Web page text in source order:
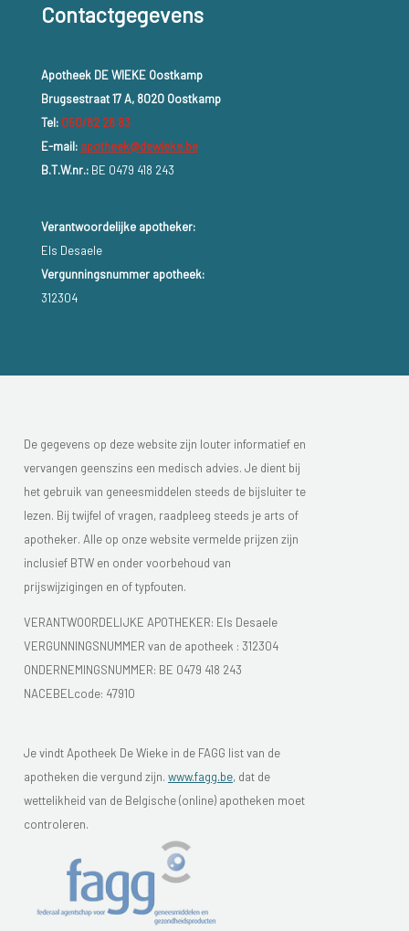
Contactgegevens
Apotheek DE WIEKE Oostkamp
Brugsestraat 17 A, 8020 Oostkamp
Tel: 050/82 28 83
E-mail: apotheek@dewieke.be
B.T.W.nr.:BE 0479 418 243
Verantwoordelijke apotheker:
Els Desaele
Vergunningsnummer apotheek:
312304
De gegevens op deze website zijn louter informatief en
vervangen geenszins een medisch advies. Je dient bij
het gebruik van geneesmiddelen steeds de bijsluiter te
lezen. Bij twijfel of vragen, raadpleeg steeds je arts of
apotheker. Alle op onze website vermelde prijzen zijn
inclusief BTW en onder voorbehoud van
prijswijzigingen en of typfouten.
VERANTWOORDELIJKE APOTHEKER: Els Desaele
VERGUNNINGSNUMMER van de apotheek : 312304
ONDERNEMINGSNUMMER: BE 0479 418 243
NACEBELcode: 47910
Je vindt Apotheek De Wieke in de FAGG list van de
apotheken die vergund zijn. www.fagg.be, dat de
wettelikheid van de Belgische (online) apotheken moet
controleren.